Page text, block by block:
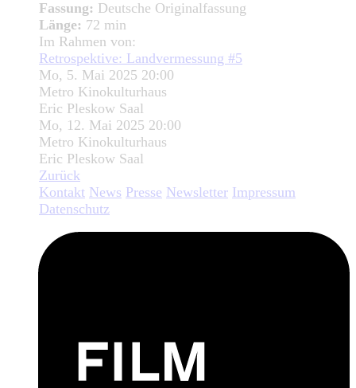
Fassung: Deutsche Originalfassung
Länge: 72 min
Im Rahmen von:
Retrospektive: Landvermessung #5
Mo, 5. Mai 2025 20:00
Metro Kinokulturhaus
Eric Pleskow Saal
Mo, 12. Mai 2025 20:00
Metro Kinokulturhaus
Eric Pleskow Saal
Zurück
Kontakt News Presse Newsletter Impressum
Datenschutz